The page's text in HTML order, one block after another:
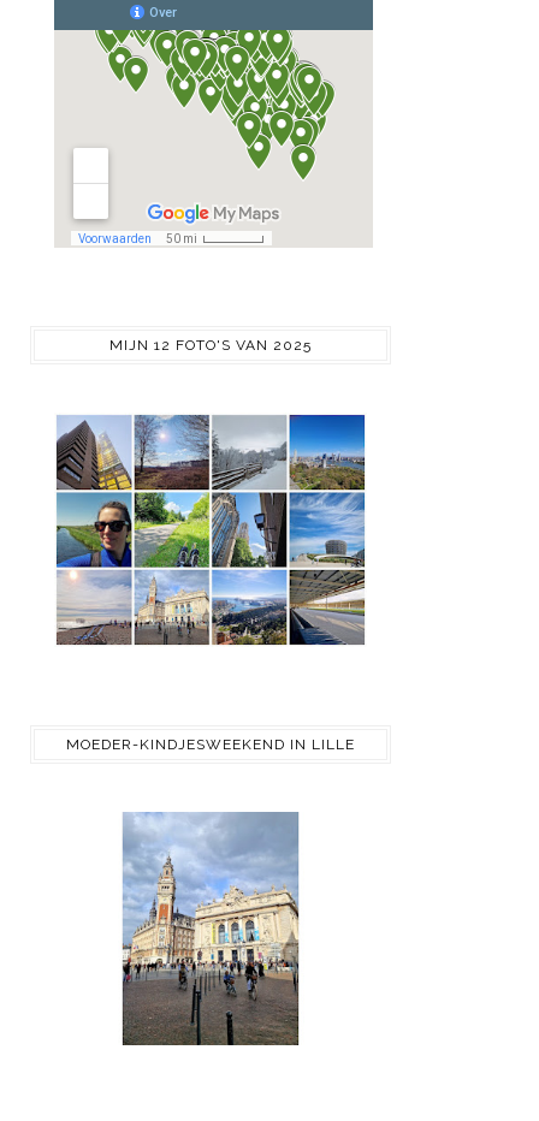
MIJN 12 FOTO'S VAN 2025
MOEDER-KINDJESWEEKEND IN LILLE